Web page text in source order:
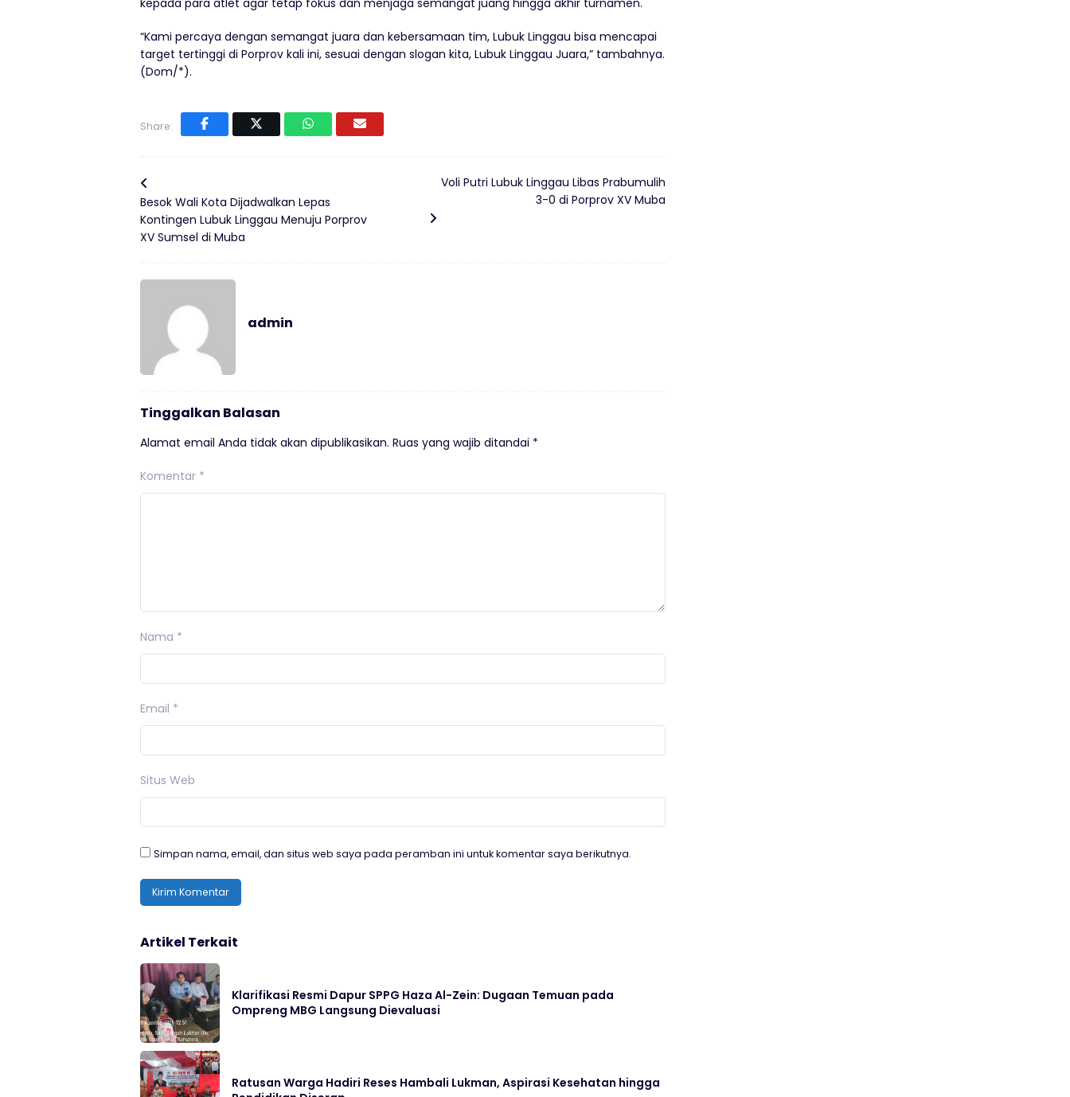
kepada para atlet agar tetap fokus dan menjaga semangat juang hingga akhir turnamen.
“Kami percaya dengan semangat juara dan kebersamaan tim, Lubuk Linggau bisa mencapai
target tertinggi di Porprov kali ini, sesuai dengan slogan kita, Lubuk Linggau Juara,” tambahnya.
(Dom/*).
Share:
Besok Wali Kota Dijadwalkan Lepas
Kontingen Lubuk Linggau Menuju Porprov
XV Sumsel di Muba
Voli Putri Lubuk Linggau Libas Prabumulih
3-0 di Porprov XV Muba
admin
Tinggalkan Balasan
Alamat email Anda tidak akan dipublikasikan. Ruas yang wajib ditandai *
Komentar *
Nama *
Email *
Situs Web
Simpan nama, email, dan situs web saya pada peramban ini untuk komentar saya berikutnya.
Artikel Terkait
Klarifikasi Resmi Dapur SPPG Haza Al-Zein: Dugaan Temuan pada
Ompreng MBG Langsung Dievaluasi
Ratusan Warga Hadiri Reses Hambali Lukman, Aspirasi Kesehatan hingga